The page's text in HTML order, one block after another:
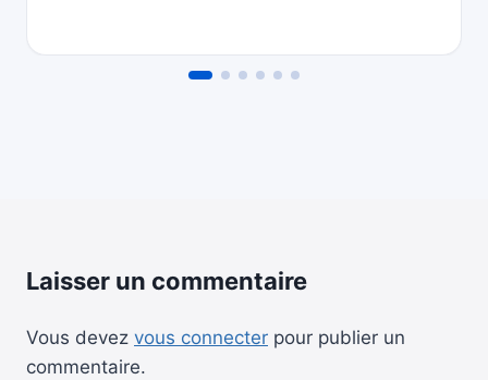
Laisser un commentaire
Vous devez vous connecter pour publier un
commentaire.